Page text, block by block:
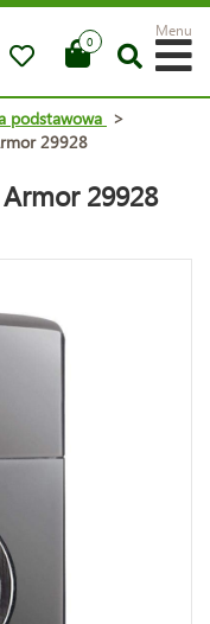
0
Menu
podstawowa >
29928
29928